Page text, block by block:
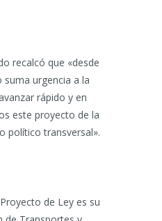
recalcó que «desde
suma urgencia a la
rápido y en
este proyecto de la
político transversal».
de Ley es su